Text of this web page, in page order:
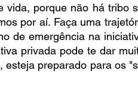
porque não há tribo
por aí. Faça uma
de emergência na
privada pode te dar
preparado para os